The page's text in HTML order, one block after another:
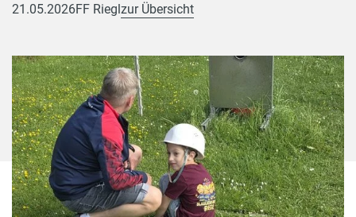
21.05.2026FF Rieglzur Übersicht